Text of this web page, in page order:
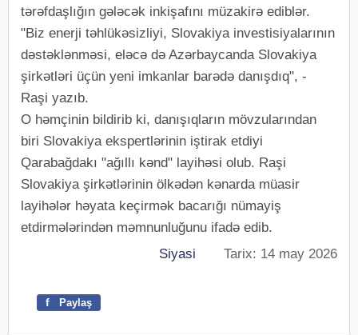
tərəfdaşlığın gələcək inkişafını müzakirə ediblər.
"Biz enerji təhlükəsizliyi, Slovakiya investisiyalarının
dəstəklənməsi, eləcə də Azərbaycanda Slovakiya
şirkətləri üçün yeni imkanlar barədə danışdıq", -
Raşi yazıb.
O həmçinin bildirib ki, danışıqların mövzularından
biri Slovakiya ekspertlərinin iştirak etdiyi
Qarabağdakı "ağıllı kənd" layihəsi olub. Raşi
Slovakiya şirkətlərinin ölkədən kənarda müasir
layihələr həyata keçirmək bacarığı nümayiş
etdirmələrindən məmnunluğunu ifadə edib.
Siyasi Tarix: 14 may 2026
f Paylaş